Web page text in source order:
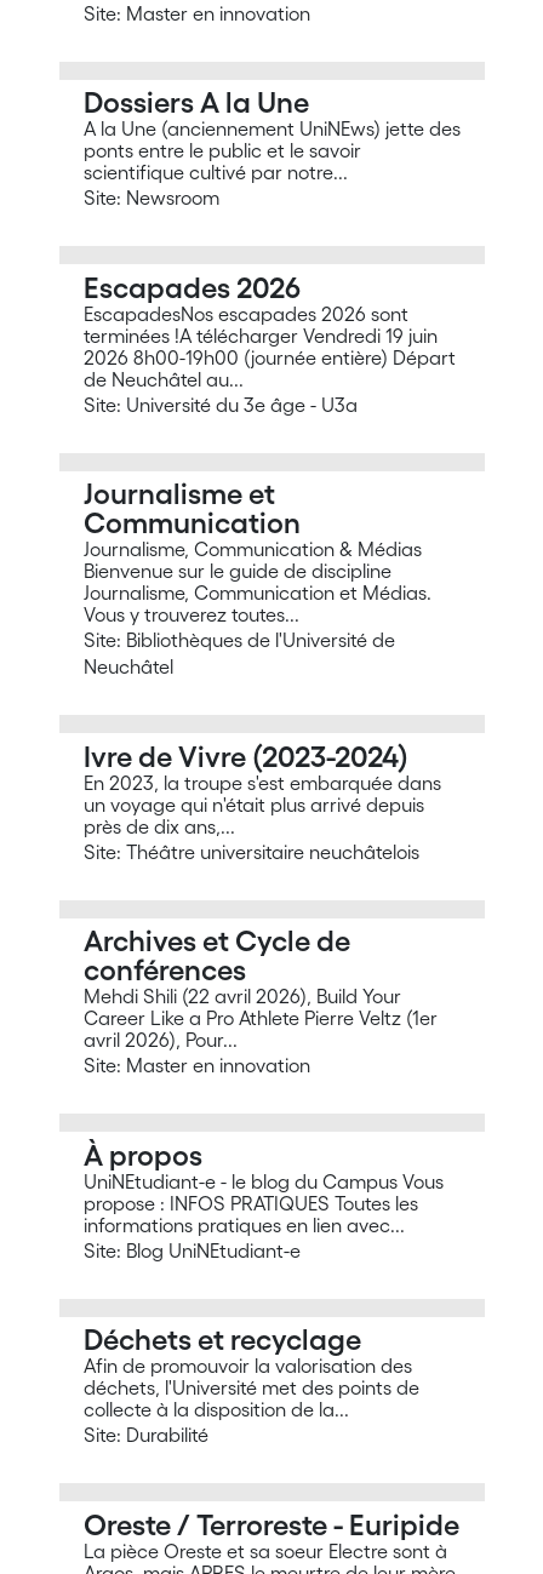
Site: Master en innovation
Dossiers A la Une
A la Une (anciennement UniNEws) jette des
ponts entre le public et le savoir
scientifique cultivé par notre...
Site: Newsroom
Escapades 2026
EscapadesNos escapades 2026 sont
terminées !A télécharger Vendredi 19 juin
2026 8h00-19h00 (journée entière) Départ
de Neuchâtel au...
Site: Université du 3e âge - U3a
Journalisme et
Communication
Journalisme, Communication & Médias
Bienvenue sur le guide de discipline
Journalisme, Communication et Médias.
Vous y trouverez toutes...
Site: Bibliothèques de l'Université de
Neuchâtel
Ivre de Vivre (2023-2024)
En 2023, la troupe s'est embarquée dans
un voyage qui n'était plus arrivé depuis
près de dix ans,...
Site: Théâtre universitaire neuchâtelois
Archives et Cycle de
conférences
Mehdi Shili (22 avril 2026), Build Your
Career Like a Pro Athlete Pierre Veltz (1er
avril 2026), Pour...
Site: Master en innovation
À propos
UniNEtudiant-e - le blog du Campus Vous
propose : INFOS PRATIQUES Toutes les
informations pratiques en lien avec...
Site: Blog UniNEtudiant-e
Déchets et recyclage
Afin de promouvoir la valorisation des
déchets, l'Université met des points de
collecte à la disposition de la...
Site: Durabilité
Oreste / Terroreste - Euripide
La pièce Oreste et sa soeur Electre sont à